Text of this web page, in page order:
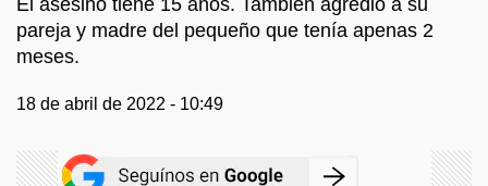
El asesino tiene 15 años. También agredió a su
pareja y madre del pequeño que tenía apenas 2
meses.
18 de abril de 2022 - 10:49